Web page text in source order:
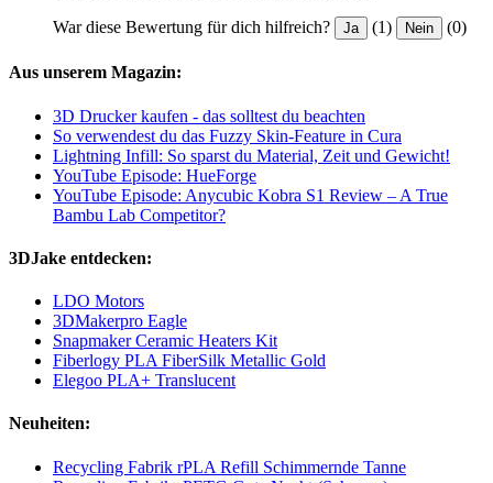
War diese Bewertung für dich hilfreich? Ja (1) Nein (0)
Aus unserem Magazin:
3D Drucker kaufen - das solltest du beachten
So verwendest du das Fuzzy Skin-Feature in Cura
Lightning Infill: So sparst du Material, Zeit und Gewicht!
YouTube Episode: HueForge
YouTube Episode: Anycubic Kobra S1 Review – A True
Bambu Lab Competitor?
3DJake entdecken:
LDO Motors
3DMakerpro Eagle
Snapmaker Ceramic Heaters Kit
Fiberlogy PLA FiberSilk Metallic Gold
Elegoo PLA+ Translucent
Neuheiten:
Recycling Fabrik rPLA Refill Schimmernde Tanne